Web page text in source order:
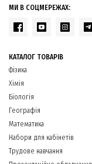
МИ В СОЦМЕРЕЖАХ:
КАТАЛОГ ТОВАРІВ
Фізика
Хімія
Біологія
Географія
Математика
Набори для кабінетів
Трудове навчання